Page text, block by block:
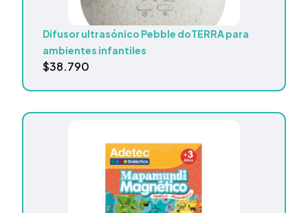
Difusor ultrasónico Pebble doTERRA para
ambientes infantiles
$38.790